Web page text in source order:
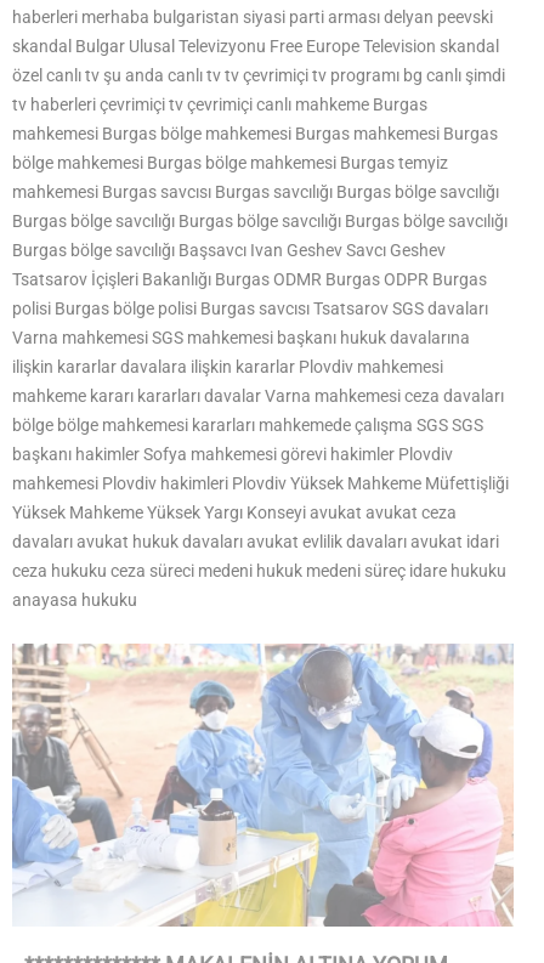
haberleri merhaba bulgaristan siyasi parti arması delyan peevski
skandal Bulgar Ulusal Televizyonu Free Europe Television skandal
özel canlı tv şu anda canlı tv tv çevrimiçi tv programı bg canlı şimdi
tv haberleri çevrimiçi tv çevrimiçi canlı mahkeme Burgas
mahkemesi Burgas bölge mahkemesi Burgas mahkemesi Burgas
bölge mahkemesi Burgas bölge mahkemesi Burgas temyiz
mahkemesi Burgas savcısı Burgas savcılığı Burgas bölge savcılığı
Burgas bölge savcılığı Burgas bölge savcılığı Burgas bölge savcılığı
Burgas bölge savcılığı Başsavcı Ivan Geshev Savcı Geshev
Tsatsarov İçişleri Bakanlığı Burgas ODMR Burgas ODPR Burgas
polisi Burgas bölge polisi Burgas savcısı Tsatsarov SGS davaları
Varna mahkemesi SGS mahkemesi başkanı hukuk davalarına
ilişkin kararlar davalara ilişkin kararlar Plovdiv mahkemesi
mahkeme kararı kararları davalar Varna mahkemesi ceza davaları
bölge bölge mahkemesi kararları mahkemede çalışma SGS SGS
başkanı hakimler Sofya mahkemesi görevi hakimler Plovdiv
mahkemesi Plovdiv hakimleri Plovdiv Yüksek Mahkeme Müfettişliği
Yüksek Mahkeme Yüksek Yargı Konseyi avukat avukat ceza
davaları avukat hukuk davaları avukat evlilik davaları avukat idari
ceza hukuku ceza süreci medeni hukuk medeni süreç idare hukuku
anayasa hukuku